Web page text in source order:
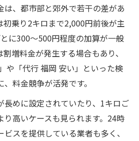
一覧から厳選するコツ
運転代行活用の秘訣
も含めた運転代行の見極め方
行の安心ポイントを解説
行を選ぶためのチェック項目
行の信頼性を見抜くポイント
で運転代行を比較する方法
は、都市部と郊外で若干の差があ
初乗り2キロまで2,000円前後が主
に300〜500円程度の加算が一般
増料金が発生する場合もあり、
や「代行 福岡 安い」といった検
料金競争が活発です。
長めに設定されていたり、1キロご
り高いケースも見られます。24時
スを提供している業者も多く、